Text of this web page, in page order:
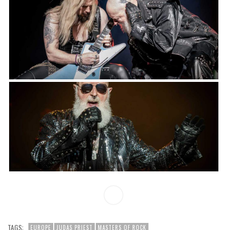
TAGS: EUROPE JUDAS PRIEST MASTERS OF ROCK